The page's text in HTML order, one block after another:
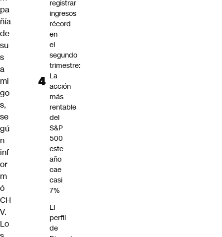
pa
ñía
de
su
s
a
mi
go
s,
se
gú
n
inf
or
m
ó
CH
V.
Lo
registrar
ingresos
récord
en
el
segundo
trimestre:
La
acción
más
rentable
del
S&P
500
este
año
cae
casi
7%
El
perfil
de